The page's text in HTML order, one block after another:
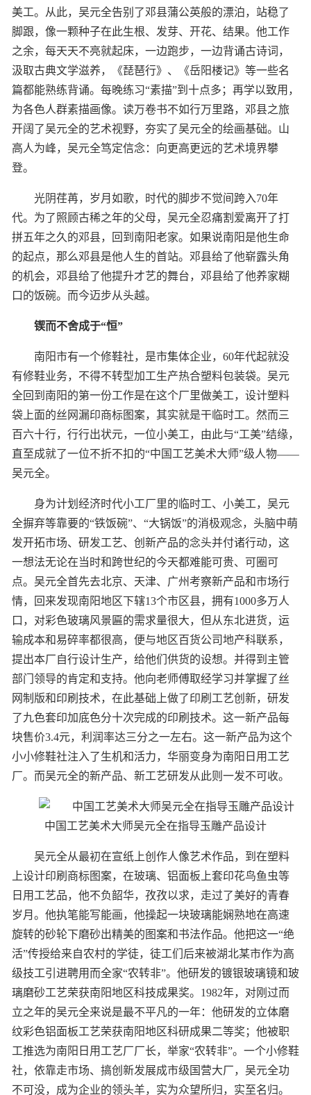
美工。从此，吴元全告别了邓县蒲公英般的漂泊，站稳了
脚跟，像一颗种子在此生根、发芽、开花、结果。他工作
之余，每天天不亮就起床，一边跑步，一边背诵古诗词，
汲取古典文学滋养，《琵琶行》、《岳阳楼记》等一些名
篇都能熟练背诵。每晚练习“素描”到十点多；再学以致用，
为各色人群素描画像。读万卷书不如行万里路，邓县之旅
开阔了吴元全的艺术视野，夯实了吴元全的绘画基础。山
高人为峰，吴元全笃定信念：向更高更远的艺术境界攀
登。
光阴荏苒，岁月如歌，时代的脚步不觉间跨入70年
代。为了照顾古稀之年的父母，吴元全忍痛割爱离开了打
拼五年之久的邓县，回到南阳老家。如果说南阳是他生命
的起点，那么邓县是他人生的首站。邓县给了他崭露头角
的机会，邓县给了他提升才艺的舞台，邓县给了他养家糊
口的饭碗。而今迈步从头越。
锲而不舍成于“恒”
南阳市有一个修鞋社，是市集体企业，60年代起就没
有修鞋业务，不得不转型加工生产热合塑料包装袋。吴元
全回到南阳的第一份工作是在这个厂里做美工，设计塑料
袋上面的丝网漏印商标图案，其实就是干临时工。然而三
百六十行，行行出状元，一位小美工，由此与“工美”结缘，
直至成就了一位不折不扣的“中国工艺美术大师”级人物——
吴元全。
身为计划经济时代小工厂里的临时工、小美工，吴元
全摒弃等靠要的“铁饭碗”、“大锅饭”的消极观念，头脑中萌
发开拓市场、研发工艺、创新产品的念头并付诸行动，这
一想法无论在当时和跨世纪的今天都难能可贵、可圈可
点。吴元全首先去北京、天津、广州考察新产品和市场行
情，回来发现南阳地区下辖13个市区县，拥有1000多万人
口，对彩色玻璃风景匾的需求量很大，但从东北进货，运
输成本和易碎率都很高，便与地区百货公司地产科联系，
提出本厂自行设计生产，给他们供货的设想。并得到主管
部门领导的肯定和支持。他向老师傅取经学习并掌握了丝
网制版和印刷技术，在此基础上做了印刷工艺创新，研发
了九色套印加底色分十次完成的印刷技术。这一新产品每
块售价3.4元，利润率达三分之一左右。这一新产品为这个
小小修鞋社注入了生机和活力，华丽变身为南阳日用工艺
厂。而吴元全的新产品、新工艺研发从此则一发不可收。
中国工艺美术大师吴元全在指导玉雕产品设计
吴元全从最初在宣纸上创作人像艺术作品，到在塑料
上设计印刷商标图案，在玻璃、铝面板上套印花鸟鱼虫等
日用工艺品，他不负韶华，孜孜以求，走过了美好的青春
岁月。他执笔能写能画，他操起一块玻璃能娴熟地在高速
旋转的砂轮下磨砂出精美的图案和书法作品。他把这一“绝
活”传授给来自农村的学徒，徒工们后来被湖北某市作为高
级技工引进聘用而全家“农转非”。他研发的镀银玻璃镜和玻
璃磨砂工艺荣获南阳地区科技成果奖。1982年，对刚过而
立之年的吴元全来说是最不平凡的一年：他研发的立体磨
纹彩色铝面板工艺荣获南阳地区科研成果二等奖；他被职
工推选为南阳日用工艺厂厂长，举家“农转非”。一个小修鞋
社，依靠走市场、搞创新发展成市级国营大厂，吴元全功
不可没，成为企业的领头羊，实为众望所归，实至名归。